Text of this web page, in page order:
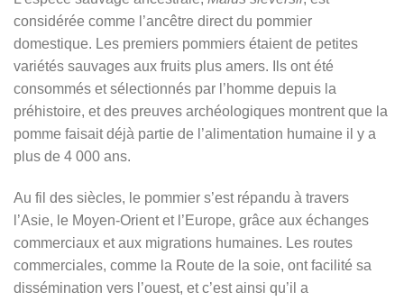
considérée comme l’ancêtre direct du pommier
domestique. Les premiers pommiers étaient de petites
variétés sauvages aux fruits plus amers. Ils ont été
consommés et sélectionnés par l’homme depuis la
préhistoire, et des preuves archéologiques montrent que la
pomme faisait déjà partie de l’alimentation humaine il y a
plus de 4 000 ans.
Au fil des siècles, le pommier s’est répandu à travers
l’Asie, le Moyen-Orient et l’Europe, grâce aux échanges
commerciaux et aux migrations humaines. Les routes
commerciales, comme la Route de la soie, ont facilité sa
dissémination vers l’ouest, et c’est ainsi qu’il a